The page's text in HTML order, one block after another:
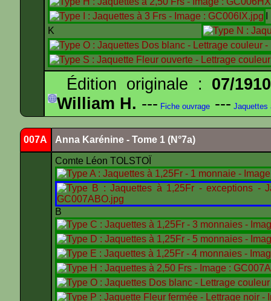
K
Édition originale : 07/1910
William H. --- Fiche ouvrage --- Jaquettes
007A Anna Karénine - Tome 1 (N°7a)
Comte Léon TOLSTOÏ
B